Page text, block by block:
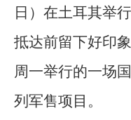
日）在土耳其举
抵达前留下好印
周一举行的一场
列军售项目。